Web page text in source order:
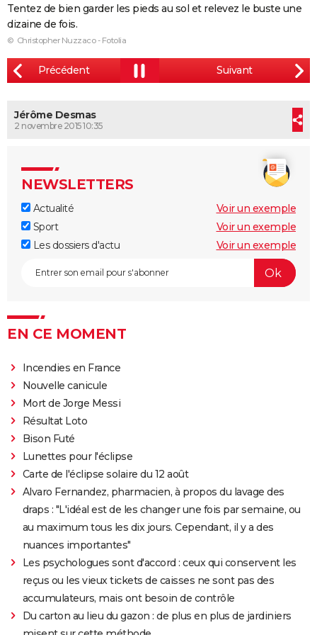
Destinations
City break
Voyage nature
Voyage de noces
Forum
Climat
+
PHOTO
GUIDES D'ACHAT
BONS PLANS
Carte de Noël
Carte Bonne année
Carte Saint-Valentin
Carte Pâques
Carte d'anniversaire
DICTIONNAIRE
COPAINS D'AVANT
S'inscrire
Se connecter
Lycées
Collèges
Primaires
Universités
Entreprises
Service militaire
Avis de recherche
FORUM
Bricolage
Lifestyle
Culture
Television
Voyage
Cinema
Tentez de bien garder les pieds au sol et relevez le buste une
dizaine de fois.
© Christopher Nuzzaco - Fotolia
Jérôme Desmas
2 novembre 2015 10:35
NEWSLETTERS
Actualité
Voir un exemple
Sport
Voir un exemple
Les dossiers d'actu
Voir un exemple
EN CE MOMENT
Incendies en France
Nouvelle canicule
Mort de Jorge Messi
Résultat Loto
Bison Futé
Lunettes pour l'éclipse
Carte de l'éclipse solaire du 12 août
Alvaro Fernandez, pharmacien, à propos du lavage des
draps : "L'idéal est de les changer une fois par semaine, ou
au maximum tous les dix jours. Cependant, il y a des
nuances importantes"
Les psychologues sont d'accord : ceux qui conservent les
reçus ou les vieux tickets de caisses ne sont pas des
accumulateurs, mais ont besoin de contrôle
Du carton au lieu du gazon : de plus en plus de jardiniers